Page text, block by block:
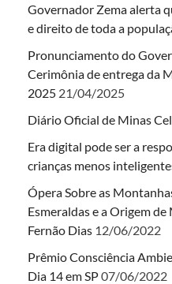
Governador Zema alerta
e direito de toda a
Pronunciamento do
Cerimônia de entrega da
2025 21/04/2025
Diário Oficial de Minas
Era digital pode ser a
crianças menos
Ópera Sobre as
Esmeraldas e a Origem
Fernão Dias 12/06/2022
Prêmio Consciência
Dia 14 em SP07/06/2022